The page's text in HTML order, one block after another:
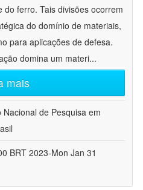
ferro. Tais divisões ocorrem
do domínio de materiais,
para aplicações de defesa.
domina um materi...
mais
Nacional de Pesquisa em
BRT 2023-Mon Jan 31